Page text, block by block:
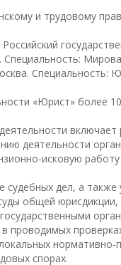
и трудовому
Специальность:
Специальность:
«Юрист» более
деятельности
исковую работу
судебных дел, а также
общей
проводимых
нормативно-
спорах.